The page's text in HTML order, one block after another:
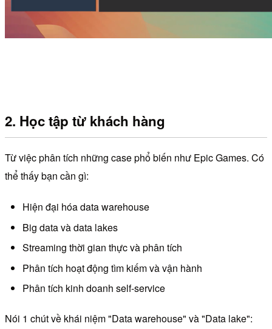
2. Học tập từ khách hàng
Từ việc phân tích những case phổ biến như Epic Games. Có
thể thấy bạn cần gì:
Hiện đại hóa data warehouse
Big data và data lakes
Streaming thời gian thực và phân tích
Phân tích hoạt động tìm kiếm và vận hành
Phân tích kinh doanh self-service
Nói 1 chút về khái niệm "Data warehouse" và "Data lake":